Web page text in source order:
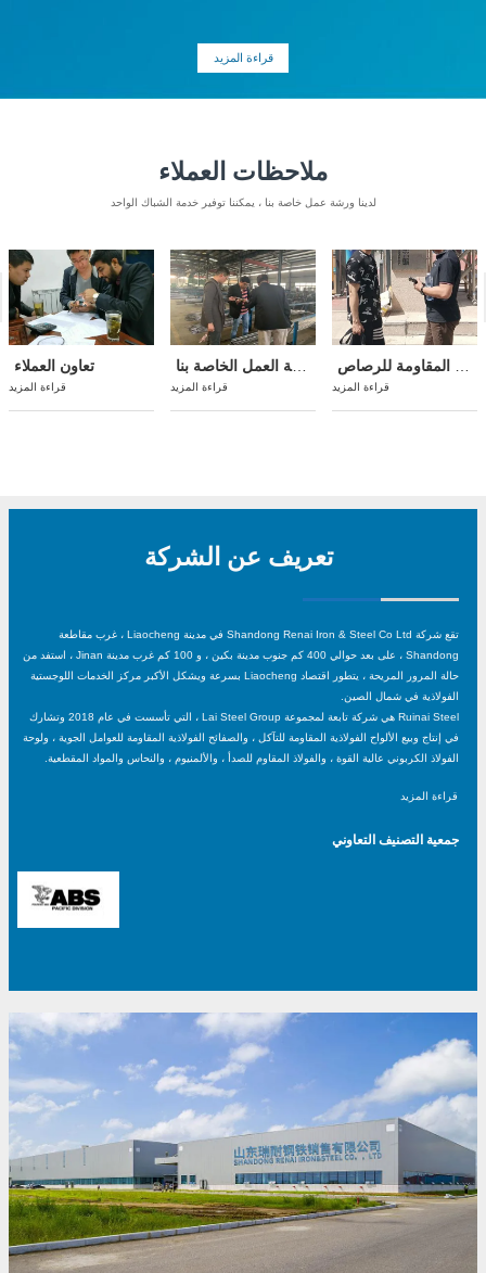
قراءة المزيد
ملاحظات العملاء
لدينا ورشة عمل خاصة بنا ، يمكننا توفير خدمة الشباك الواحد
تعاون العملاء
قراءة المزيد
يأتي العملاء لزيارة ورشة العمل الخاصة بنا
قراءة المزيد
اختبار الصفيحة الفولاذية المقاومة للرصاص
قراءة المزيد
تعريف عن الشركة
تقع شركة Shandong Renai Iron & Steel Co Ltd في مدينة Liaocheng ، غرب مقاطعة
Shandong ، على بعد حوالي 400 كم جنوب مدينة بكين ، و 100 كم غرب مدينة Jinan ، استفد من
حالة المرور المريحة ، يتطور اقتصاد Liaocheng بسرعة ويشكل الأكبر مركز الخدمات اللوجستية
الفولاذية في شمال الصين.
Ruinai Steel هي شركة تابعة لمجموعة Lai Steel Group ، التي تأسست في عام 2018 وتشارك
في إنتاج وبيع الألواح الفولاذية المقاومة للتآكل ، والصفائح الفولاذية المقاومة للعوامل الجوية ، ولوحة
الفولاذ الكربوني عالية القوة ، والفولاذ المقاوم للصدأ ، والألمنيوم ، والنحاس والمواد المقطعية.
قراءة المزيد
جمعية التصنيف التعاوني